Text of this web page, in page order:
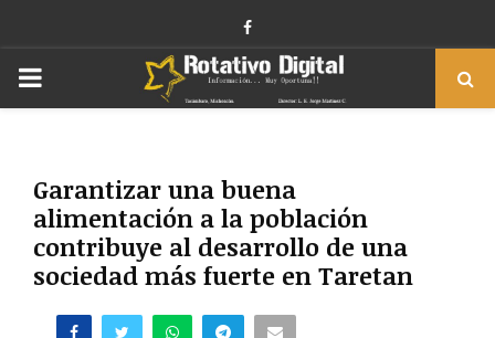
Facebook
PRIMARY
Garantizar una buena
alimentación a la población
contribuye al desarrollo de una
sociedad más fuerte en Taretan